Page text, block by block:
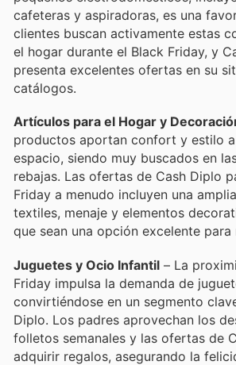
cafeteras y aspiradoras, es una
clientes buscan activamente estas
el hogar durante el Black Friday, y
presenta excelentes ofertas en su
catálogos.
Artículos para el Hogar y
productos aportan confort y estilo
espacio, siendo muy buscados en
rebajas. Las ofertas de Cash Diplo
Friday a menudo incluyen una
textiles, menaje y elementos
que sean una opción excelente para
Juguetes y Ocio Infantil – La
Friday impulsa la demanda de
convirtiéndose en un segmento
Diplo. Los padres aprovechan los
folletos semanales y las ofertas de
adquirir regalos, asegurando la